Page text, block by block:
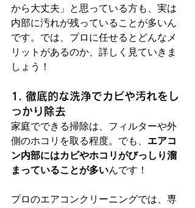
から大丈夫」と思っている方も、実は
内部に汚れが残っていることが多いん
です。では、プロに任せるとどんなメ
リットがあるのか、詳しく見ていきま
しょう！
1. 徹底的な洗浄でカビや汚れをし
っかり除去
家庭でできる掃除は、フィルターや外
側のホコリを取る程度。でも、 エアコ
ン内部にはカビやホコリがびっしり溜
まっていることが多いんです！
プロのエアコンクリーニングでは、専